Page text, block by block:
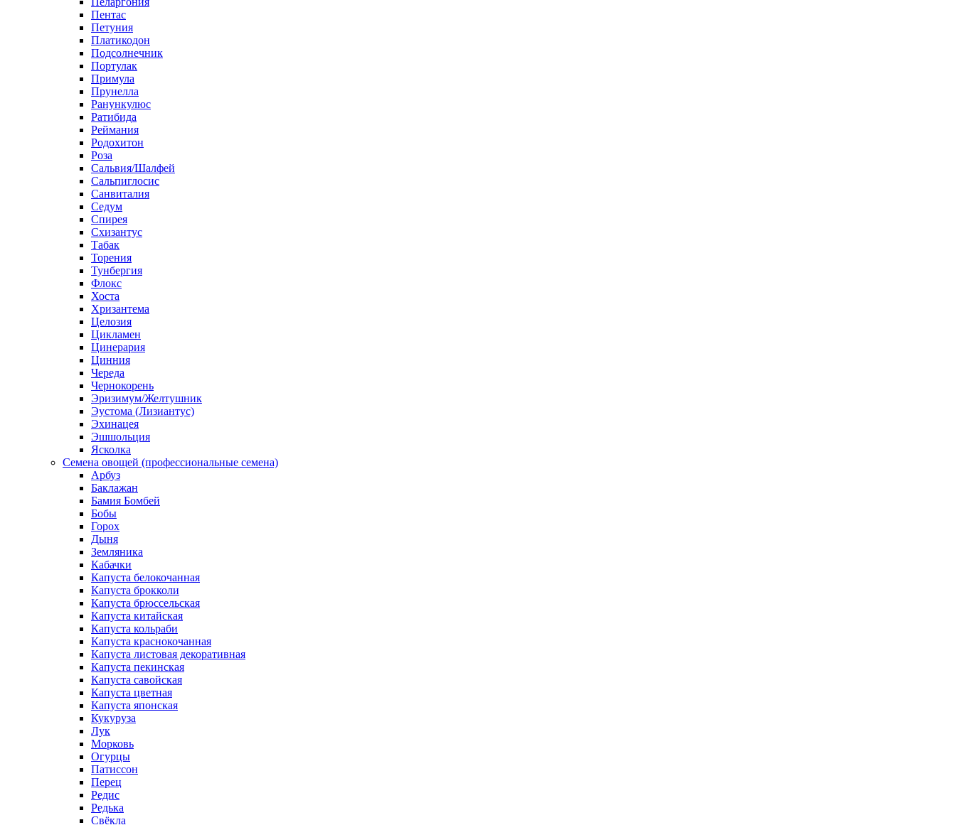
Пентас
Петуния
Платикодон
Подсолнечник
Портулак
Примула
Прунелла
Ранункулюс
Ратибида
Реймания
Родохитон
Роза
Сальвия/Шалфей
Сальпиглосис
Санвиталия
Седум
Спирея
Схизантус
Табак
Торения
Тунбергия
Флокс
Хоста
Хризантема
Целозия
Цикламен
Цинерария
Цинния
Череда
Чернокорень
Эризимум/Желтушник
Эустома (Лизиантус)
Эхинацея
Эшшольция
Ясколка
Семена овощей (профессиональные семена)
Арбуз
Баклажан
Бамия Бомбей
Бобы
Горох
Дыня
Земляника
Кабачки
Капуста белокочанная
Капуста брокколи
Капуста брюссельская
Капуста китайская
Капуста кольраби
Капуста краснокочанная
Капуста листовая декоративная
Капуста пекинская
Капуста савойская
Капуста цветная
Капуста японская
Кукуруза
Лук
Морковь
Огурцы
Патиссон
Перец
Редис
Редька
Свёкла